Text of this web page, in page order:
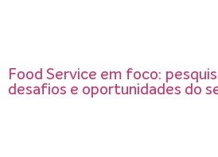
Food Service em foco:
desafios e oportunidades do